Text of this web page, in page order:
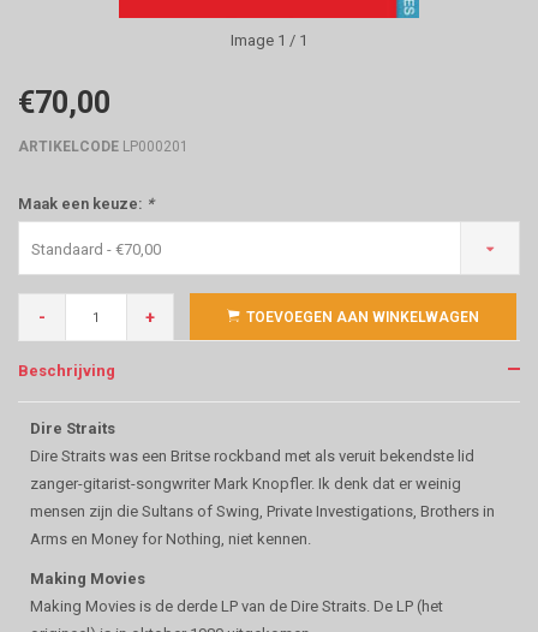
Image 1 / 1
€70,00
ARTIKELCODE LP000201
Maak een keuze: *
Standaard - €70,00
- + TOEVOEGEN AAN WINKELWAGEN
Beschrijving
Dire Straits
Dire Straits was een Britse rockband met als veruit bekendste lid
zanger-gitarist-songwriter Mark Knopfler. Ik denk dat er weinig
mensen zijn die Sultans of Swing, Private Investigations, Brothers in
Arms en Money for Nothing, niet kennen.
Making Movies
Making Movies is de derde LP van de Dire Straits. De LP (het